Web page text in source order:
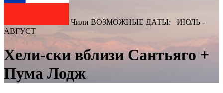
Чили ВОЗМОЖНЫЕ ДАТЫ: ИЮЛЬ -
АВГУСТ
Хели-ски вблизи Сантьяго +
Пума Лодж